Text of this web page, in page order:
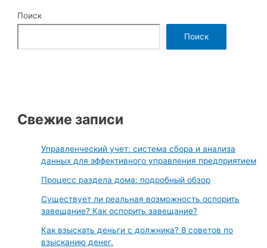
Поиск
Поиск
Свежие записи
Управленческий учет: система сбора и анализа
данных для эффективного управления предприятием
Процесс раздела дома: подробный обзор
Существует ли реальная возможность оспорить
завещание? Как оспорить завещание?
Как взыскать деньги с должника? 8 советов по
взысканию денег.